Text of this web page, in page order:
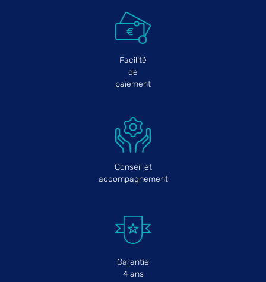
Facilité
de
paiement
Conseil et
accompagnement
Garantie
4 ans